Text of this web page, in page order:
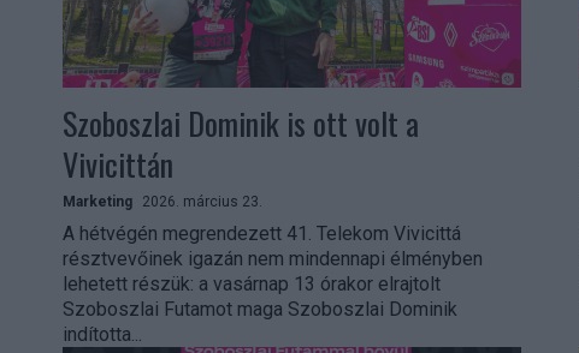
Szoboszlai Dominik is ott volt a
Vivicittán
Marketing 2026. március 23.
A hétvégén megrendezett 41. Telekom Vivicittá
résztvevőinek igazán nem mindennapi élményben
lehetett részük: a vasárnap 13 órakor elrajtolt
Szoboszlai Futamot maga Szoboszlai Dominik
indította...